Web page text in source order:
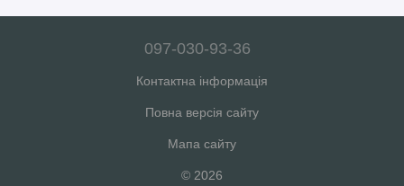
097-030-93-36
Контактна інформація
Повна версія сайту
Мапа сайту
© 2026